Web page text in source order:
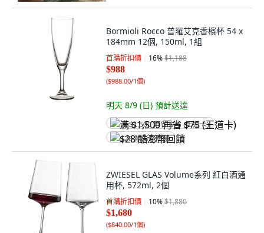
Bormioli Rocco 普羅艾克香檳杯 54 x
184mm 12個, 150ml, 1組
首購折扣價 16%$1,188
$988
($988.00/1個)
明天 8/9 (日) 預計送達
满 $1,500 再省 $75 (王道卡)
$28 酷澎幣回饋
ZWIESEL GLAS Volume系列 紅白酒通
用杯, 572ml, 2個
首購折扣價 10%$1,880
$1,680
($840.00/1個)